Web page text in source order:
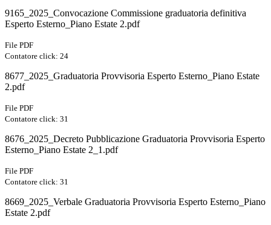
9165_2025_Convocazione Commissione graduatoria definitiva
Esperto Esterno_Piano Estate 2.pdf
File PDF
Contatore click: 24
8677_2025_Graduatoria Provvisoria Esperto Esterno_Piano Estate
2.pdf
File PDF
Contatore click: 31
8676_2025_Decreto Pubblicazione Graduatoria Provvisoria Esperto
Esterno_Piano Estate 2_1.pdf
File PDF
Contatore click: 31
8669_2025_Verbale Graduatoria Provvisoria Esperto Esterno_Piano
Estate 2.pdf